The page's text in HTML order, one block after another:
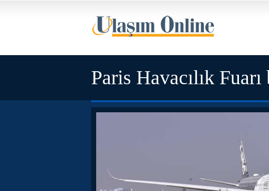
Paris Havacılık Fuarı